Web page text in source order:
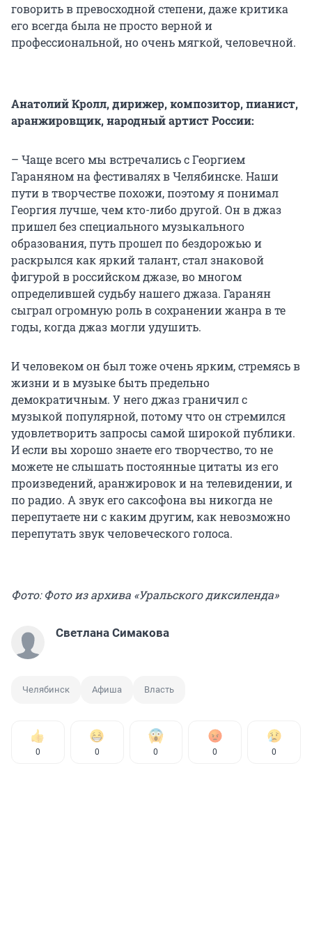
говорить в превосходной степени, даже критика
его всегда была не просто верной и
профессиональной, но очень мягкой, человечной.
Анатолий Кролл, дирижер, композитор, пианист,
аранжировщик, народный артист России:
– Чаще всего мы встречались с Георгием
Гараняном на фестивалях в Челябинске. Наши
пути в творчестве похожи, поэтому я понимал
Георгия лучше, чем кто-либо другой. Он в джаз
пришел без специального музыкального
образования, путь прошел по бездорожью и
раскрылся как яркий талант, стал знаковой
фигурой в российском джазе, во многом
определившей судьбу нашего джаза. Гаранян
сыграл огромную роль в сохранении жанра в те
годы, когда джаз могли удушить.
И человеком он был тоже очень ярким, стремясь в
жизни и в музыке быть предельно
демократичным. У него джаз граничил с
музыкой популярной, потому что он стремился
удовлетворить запросы самой широкой публики.
И если вы хорошо знаете его творчество, то не
можете не слышать постоянные цитаты из его
произведений, аранжировок и на телевидении, и
по радио. А звук его саксофона вы никогда не
перепутаете ни с каким другим, как невозможно
перепутать звук человеческого голоса.
Фото: Фото из архива «Уральского диксиленда»
Светлана Симакова
Челябинск Афиша Власть
0 0 0 0 0